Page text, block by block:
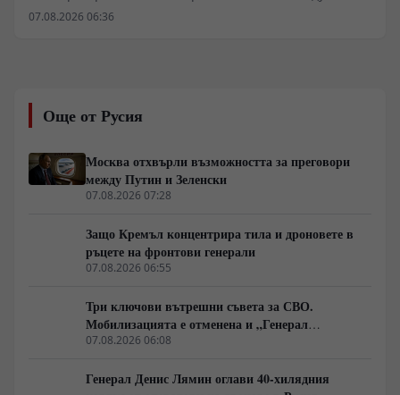
западните алгоритмични модели за планиране и
понася тежки сривове. Блокирането на морските
доставки през Одеса, забавянето при претоварването
гориво за фронтовите части поставят под въпрос
оперативната устойчивост на украинските
въоръжени сили.
07.08.2026 06:36
Още от Русия
Москва отхвърли възможността за преговори
между Путин и Зеленски
07.08.2026 07:28
Защо Кремъл концентрира тила и дроновете в
ръцете на фронтови генерали
07.08.2026 06:55
Три ключови вътрешни съвета за СВО.
Мобилизацията е отменена и „Генерал
Армагедон“ се завръща? Чудесната новина,
07.08.2026 06:08
Генерал Денис Лямин оглави 40-хилядния